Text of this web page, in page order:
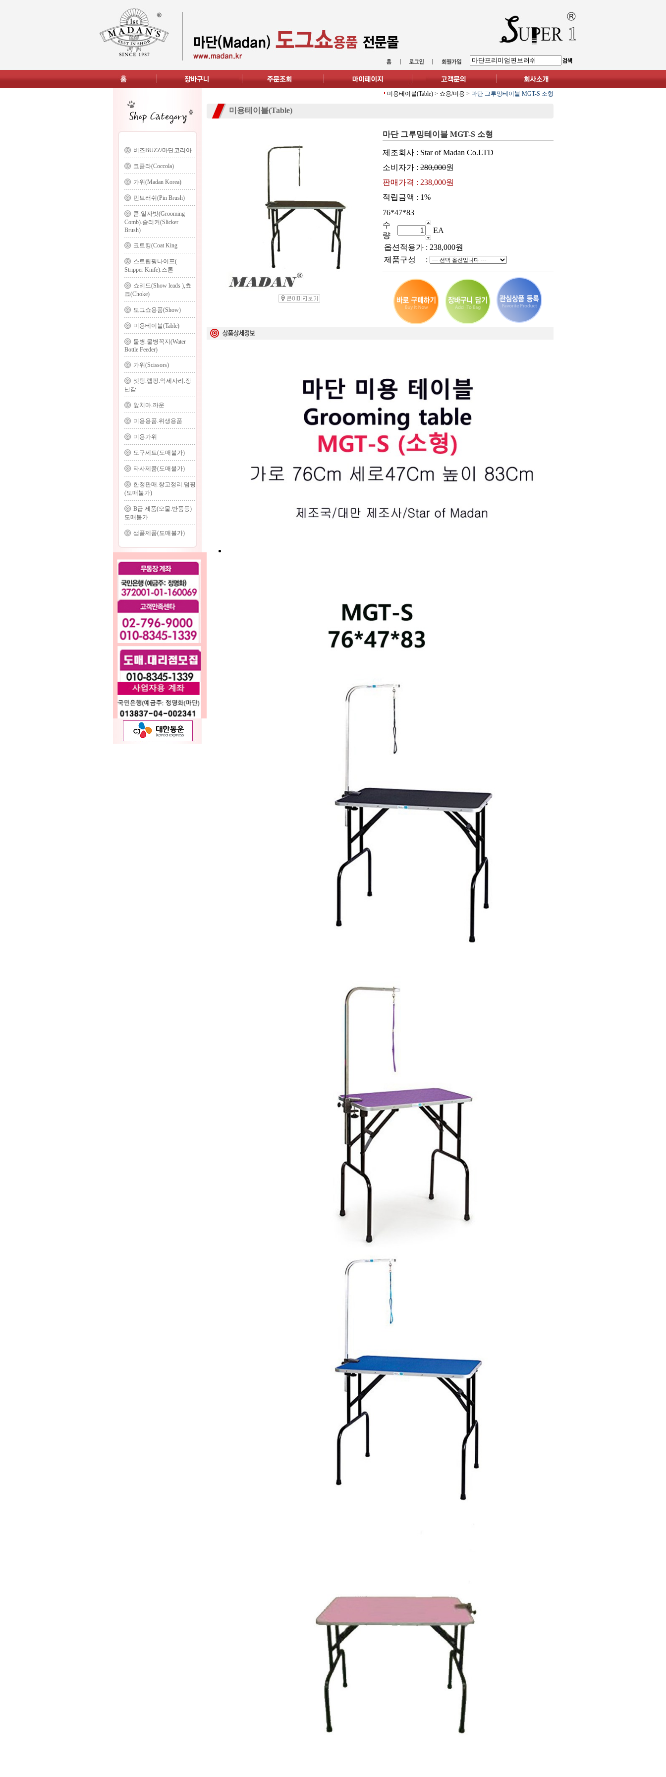
버즈BUZZ/마단코리아
코콜라(Coccola)
가위(Madan Korea)
핀브러쉬(Pin Brush)
콤.일자빗(Grooming
Comb).슬리커(Slicker
Brush)
코트킹(Coat King
스트립핑나이프(
Stripper Knife).스톤
쇼리드(Show leads ),쵸
크(Choke)
도그쇼용품(Show)
미용테이블(Table)
물병.물병꼭지(Water
Bottle Feeder)
가위(Scissors)
셋팅.랩핑.악세사리.장
난감
앞치마.까운
미용용품.위생용품
미용가위
도구세트(도매불가)
타사제품(도매불가)
한정판매.창고정리.덤핑
(도매불가)
B급 제품(오물.반품등)
도매불가
샘플제품(도매불가)
미용테이블(Table) > 쇼용/미용 > 마단 그루밍테이블 MGT-S 소형
미용테이블(Table)
마단 그루밍테이블 MGT-S 소형
제조회사 : Star of Madan Co.LTD
소비자가 :280,000원
판매가격 : 238,000원
적립금액 : 1%
76*47*83
수
량
EA
옵션적용가 : 238,000원
제품구성
: